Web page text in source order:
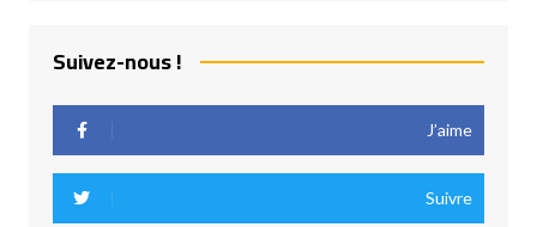
Suivez-nous !
J’aime
Suivre